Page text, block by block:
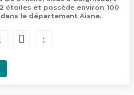
étoiles et possède environ 100
le département Aisne.